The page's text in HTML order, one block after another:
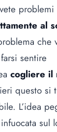
al
che
sentire
cogliere il
questo si
L’idea
sul